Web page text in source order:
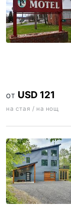
ОТ USD 121
на стая / на нощ